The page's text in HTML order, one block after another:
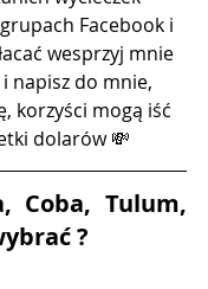
Facebook i
wesprzyj mnie
napisz do mnie,
korzyści mogą iść
dolarów 💸
Coba, Tulum,
?